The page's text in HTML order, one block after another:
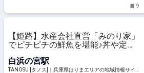
9
【姫路】水産会社直営「みのり家」
でピチピチの鮮魚を堪能♪丼や定食
白浜の宮駅
TANOSU [タノス]｜兵庫県はりまエリアの地域情報サイ